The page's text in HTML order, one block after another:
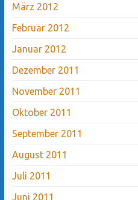
März 2012
Februar 2012
Januar 2012
Dezember 2011
November 2011
Oktober 2011
September 2011
August 2011
Juli 2011
Juni 2011